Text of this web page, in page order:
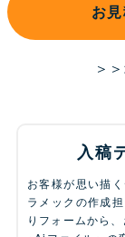
お
＞
入稿
お客様が思い描
ラメックの作成
りフォームから